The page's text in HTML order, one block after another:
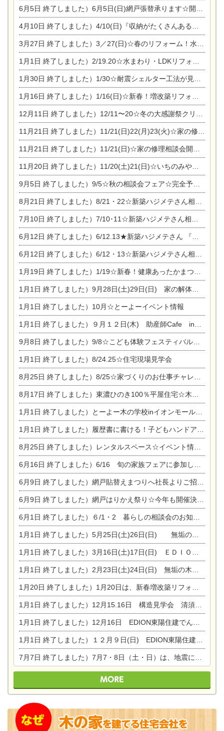
6月5日 終了しました）6月5日(日)網戸張替承ります☆開催！
4月10日 終了しました）4/10(日)『収納がたくさんあるおうち現場見学会』
3月27日 終了しました）3／27(日)☆春のリフォーム！水まわりLDKリフォーム相談会&今がチャンス！エアコン相談会
1月1日 終了しました）2/19.20☆水まわり・LDKリフォーム相談会＆エアコン相談会
1月30日 終了しました）1/30☆耐震シェルター工法が見れる完成見学会
1月16日 終了しました）1/16(日)☆新春！増改築リフォーム&家の修理まつり
12月11日 終了しました）12/11〜20☆冬の大感謝祭クリスマス相談会開催
11月21日 終了しました）11/21(日)22(月)23(火)☆家の修理まつり＆増改築リフォーム相談会
11月21日 終了しました）11/21(日)☆家の修理相談会開催 in 扶桑オークビレッジ
11月20日 終了しました）11/20(土)21(日)☆いちのみや逸品市に出店します【ひのきのバラ販売】
9月5日 終了しました）9/5☆秋の相談会フェア☆完全予約制
8月21日 終了しました）8/21・22☆新築ハジメテさん相談会 『集まれ！農地に家を建てたい人！』
7月10日 終了しました）7/10･11☆新築ハジメテさん相談会 『集まれ！農地に家を建てたい人！』完全予約制
6月12日 終了しました）6/12.13★新築ハジメテさん 『木の家 現場体感見学会』
6月12日 終了しました）6/12・13☆新築ハジメテさん相談会『今ある土地に家を建てる際の注意点』
1月19日 終了しました）1/19☆新春！健康あったかまつり＆増改築リフォームまつり
1月1日 終了しました）9月28日(土)29日(日) 家の解体なんでも相談会
1月1日 終了しました）10月☆とーよーイベント情報
1月1日 終了しました）９月１２日(木) 助産師Cafe in東陽住建
9月8日 終了しました）9/8☆こども体験フェスティバル☆一宮市民会館
1月1日 終了しました）8/24.25☆住宅現場見学会
8月25日 終了しました）8/25☆家づくりのお仕事チャレンジ
8月17日 終了しました）東濃ひのき100％平屋住宅☆木の家完成見学会
1月1日 終了しました）とーよー木の学校inイオンモール木曽川
1月1日 終了しました）履歴書に書ける！子どもハンドアロマ講座☆
8月25日 終了しました）レンタルスペース☆イベント情報☆チャイルドアロマセラピスト
6月16日 終了しました）6/16 旬の家族フェアに参加します☆
6月9日 終了しました）網戸貼替えまつりへ社長よりご招待です♪
6月9日 終了しました）網戸はりかえ祭り☆今年も開催決定！
6月1日 終了しました）６/1・2 暮らしの相談会のお知らせ
1月1日 終了しました）5月25日(土)26日(日) 無垢の木の家体感見学会開催☆
1月1日 終了しました）3月16日(土)17日(日) ＥＤＩＯＮ東陽住建でんき館 総決算まつり
1月1日 終了しました）2月23日(土)24日(日) 無垢の木の家 完成見学会
1月20日 終了しました）1月20日は、新春増改築リフォームまつり＆家の修理祭り＆家電まつりです。
1月1日 終了しました）12月15.16日 構造見学会 清須市西枇杷島町弁天
1月1日 終了しました）12月16日 EDION東陽住建でんき OPEN第二弾イベント！！
1月1日 終了しました）１２月９日(日) EDION東陽住建でんき館プレＯＰＥＮ！＆家の修理まつり
7月7日 終了しました）7月7・8日（土・日）は、地震に強くて安心！暮らしを楽しむ東濃ひのきの平屋の家体験見学会を開催します。ぜひお越しください。